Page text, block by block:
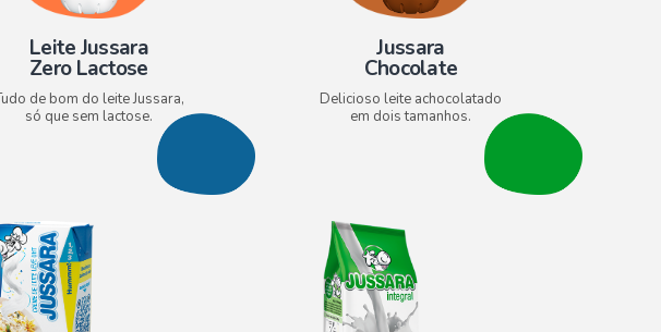
Leite Jussara
Zero Lactose​
de bom do leite Jussara,
só que sem lactose.
Jussara
Chocolate
Delicioso leite achocolatado
em dois tamanhos.